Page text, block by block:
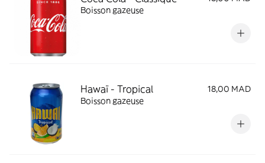
Boisson gazeuse
Hawaï - Tropical
18,00 MAD
Boisson gazeuse